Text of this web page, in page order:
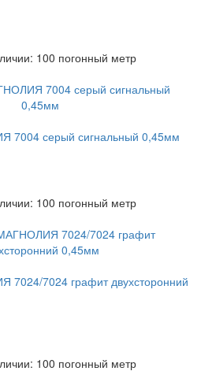
100 погонный метр
7004 серый сигнальный 0,45мм
100 погонный метр
7024/7024 графит двухсторонний
100 погонный метр